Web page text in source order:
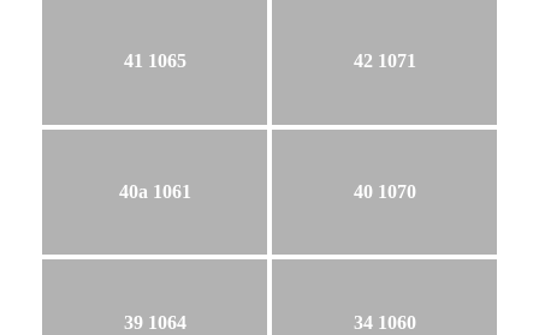
41 1065 42 1071
40a 1061 40 1070
39 1064 34 1060